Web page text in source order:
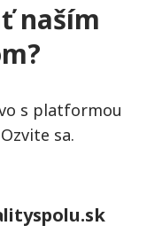
naším
s platformou
sa.